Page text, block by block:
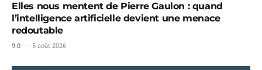
Elles nous mentent de Pierre Gaulon : quand
l’intelligence artificielle devient une menace
redoutable
9.0 5 août 2026